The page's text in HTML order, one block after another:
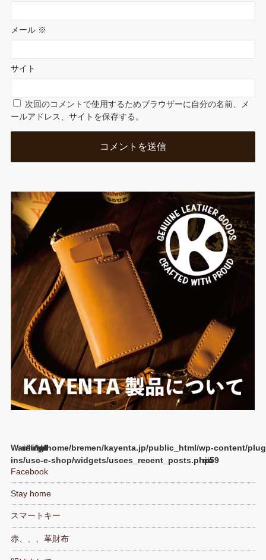
メール ※
サイト
次回のコメントで使用するためブラウザーに自分の名前、メ
ールアドレス、サイトを保存する。
Warning/home/bremen/kayenta.jp/public_html/wp-content/plug
ins/usc-e-shop/widgets/usces_recent_posts.php59
Facebook
Stay home
スマートキー
赤、、、革財布